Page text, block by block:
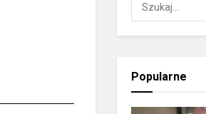
Popularne